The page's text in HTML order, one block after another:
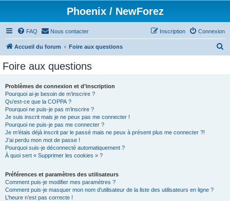
Phoenix / NewForez
FAQ Nous contacter Connexion
Inscription
Accueil du forum Foire aux questions
Foire aux questions
Problèmes de connexion et d’inscription
Pourquoi ai-je besoin de m’inscrire ?
Qu’est-ce que la COPPA ?
Pourquoi ne puis-je pas m’inscrire ?
Je suis inscrit mais je ne peux pas me connecter !
Pourquoi ne puis-je pas me connecter ?
Je m’étais déjà inscrit par le passé mais ne peux à présent plus me connecter ?!
J’ai perdu mon mot de passe !
Pourquoi suis-je déconnecté automatiquement ?
À quoi sert « Supprimer les cookies » ?
Préférences et paramètres des utilisateurs
Comment puis-je modifier mes paramètres ?
Comment puis-je masquer mon nom d’utilisateur de la liste des utilisateurs en ligne ?
L’heure n’est pas correcte !